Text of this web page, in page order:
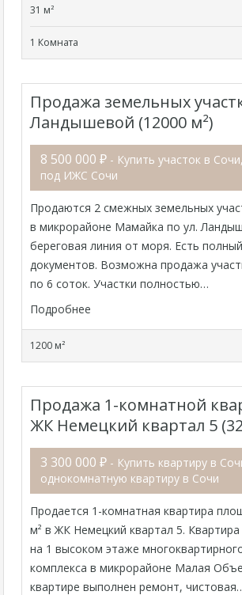
31 м²
1 Комната
Продажа земельных
Ландышевой (12000 м²)
8 500 000 ₽ - Купить участок в
под ИЖС Сочи
Продаются 2 смежных земельных
в микрорайоне Мамайка по ул.
береговая линия от моря. Есть
документов. Возможна продажа
по 6 соток. Участки полностью…
Подробнее
1200 м²
Продажа 1-комнатной
ЖК Немецкий квартал 5
3 300 000 ₽ - Купить квартиру в
однокомнатную квартиру в Сочи
Продается 1-комнатная квартира
м² в ЖК Немецкий квартал 5.
на 1 высоком этаже
комплекса в микрорайоне Малая
квартире выполнен ремонт,